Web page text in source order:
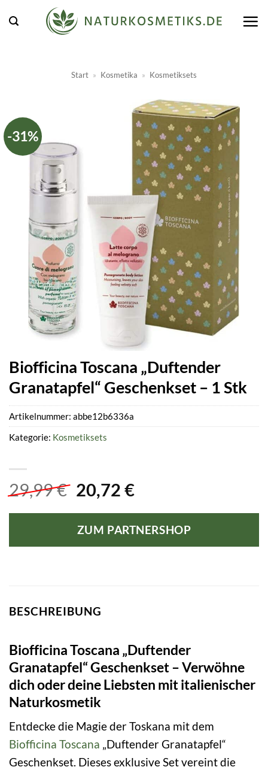
Inhalt
Start » Kosmetika » Kosmetiksets
-31%
Biofficina Toscana „Duftender
Granatapfel“ Geschenkset – 1 Stk
29,99€ Ursprünglicher
war:
29,99 €
20,72 €Aktueller
ist:
20,72 €.
ZUM PARTNERSHOP
Artikelnummer: abbe12b6336a
Kategorie: Kosmetiksets
BESCHREIBUNG
Biofficina Toscana „Duftender
Granatapfel“ Geschenkset – Verwöhne
dich oder deine Liebsten mit italienischer
Naturkosmetik
Entdecke die Magie der Toskana mit dem
Biofficina Toscana „Duftender Granatapfel“
Geschenkset. Dieses exklusive Set vereint die